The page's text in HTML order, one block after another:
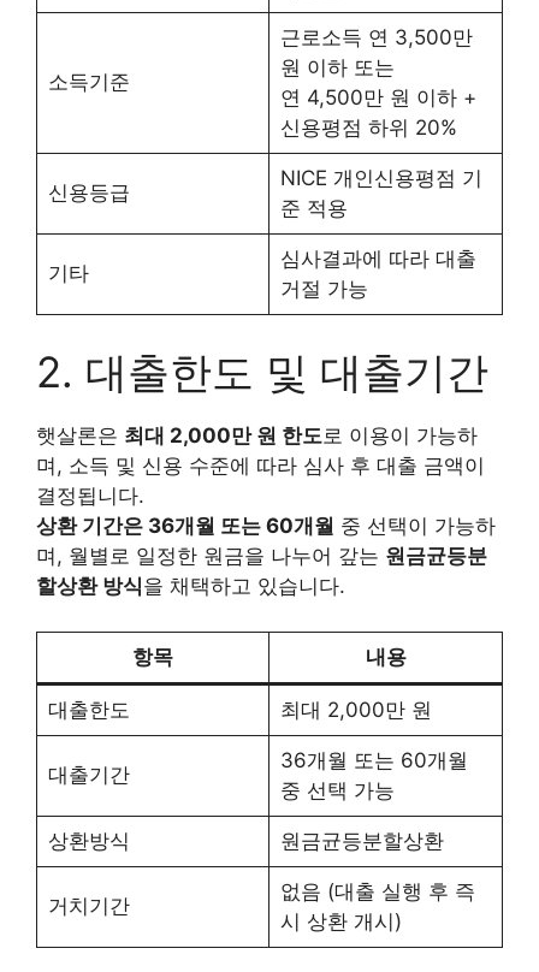
소득기준
근로소득 연 3,500만
원 이하 또는
연 4,500만 원 이하 +
신용평점 하위 20%
신용등급
NICE 개인신용평점 기
준 적용
기타
심사결과에 따라 대출
거절 가능
2. 대출한도 및 대출기간
햇살론은 최대 2,000만 원 한도 로 이용이 가능하
며, 소득 및 신용 수준에 따라 심사 후 대출 금액이
결정됩니다.
상환 기간은 36개월 또는 60개월 중 선택이 가능하
며, 월별로 일정한 원금을 나누어 갚는 원금균등분
할상환 방식을 채택하고 있습니다.
항목 내용
대출한도 최대 2,000만 원
대출기간
36개월 또는 60개월
중 선택 가능
상환방식 원금균등분할상환
거치기간
없음 (대출 실행 후 즉
시 상환 개시)